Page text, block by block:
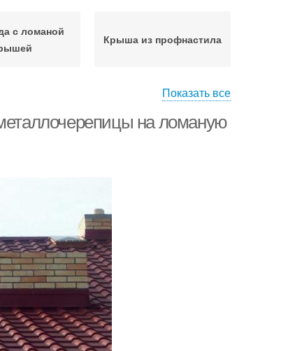
с ломаной
Крыша из профнастила
Показать все
на ломаную